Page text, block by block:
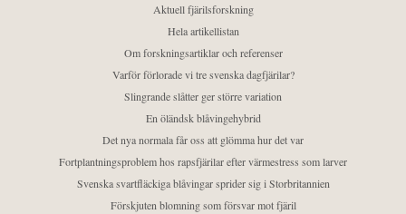
Aktuell fjärilsforskning
Hela artikellistan
Om forskningsartiklar och referenser
Varför förlorade vi tre svenska dagfjärilar?
Slingrande slåtter ger större variation
En öländsk blåvingehybrid
Det nya normala får oss att glömma hur det var
Fortplantningsproblem hos rapsfjärilar efter värmestress som larver
Svenska svartfläckiga blåvingar sprider sig i Storbritannien
Förskjuten blomning som försvar mot fjäril